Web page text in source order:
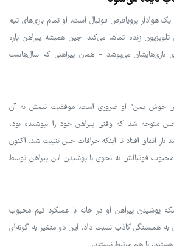
یک هوادار پروپاقرص فوتبال است. او تمام بازی‌های تیم
تلویزیون زنده تماشا می‌کند. جین همیشه پیراهن پاره
بازی‌هایشان می‌پوشد - همان پیراهنی که سال‌هاست
خوش یمن" او ضروری است. موفقیت تیمش به آن
متوجه شد که وقتی پیراهن خود را نپوشیده بود،
بار اتفاق افتاد تا اینکه خرافات جین تثبیت شد. اکنون
فوتبالش به نحوی با پوشیدن این پیراهن توسط
پوشیدن پیراهن او در خانه با عملکرد تیم محبوب
به همبستگی کاذب نسبت داد. این دو متغیر به گونه‌ای